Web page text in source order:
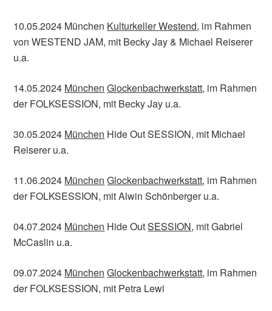
10.05.2024 München Kulturkeller Westend, im Rahmen
von WESTEND JAM, mit Becky Jay & Michael Reiserer
u.a.
14.05.2024 München Glockenbachwerkstatt, im Rahmen
der FOLKSESSION, mit Becky Jay u.a.
30.05.2024 München Hide Out SESSION, mit Michael
Reiserer u.a.
11.06.2024 München Glockenbachwerkstatt, im Rahmen
der FOLKSESSION, mit Alwin Schönberger u.a.
04.07.2024 München Hide OutSESSION, mit Gabriel
McCaslin u.a.
09.07.2024 München Glockenbachwerkstatt, im Rahmen
der FOLKSESSION, mit Petra Lewi